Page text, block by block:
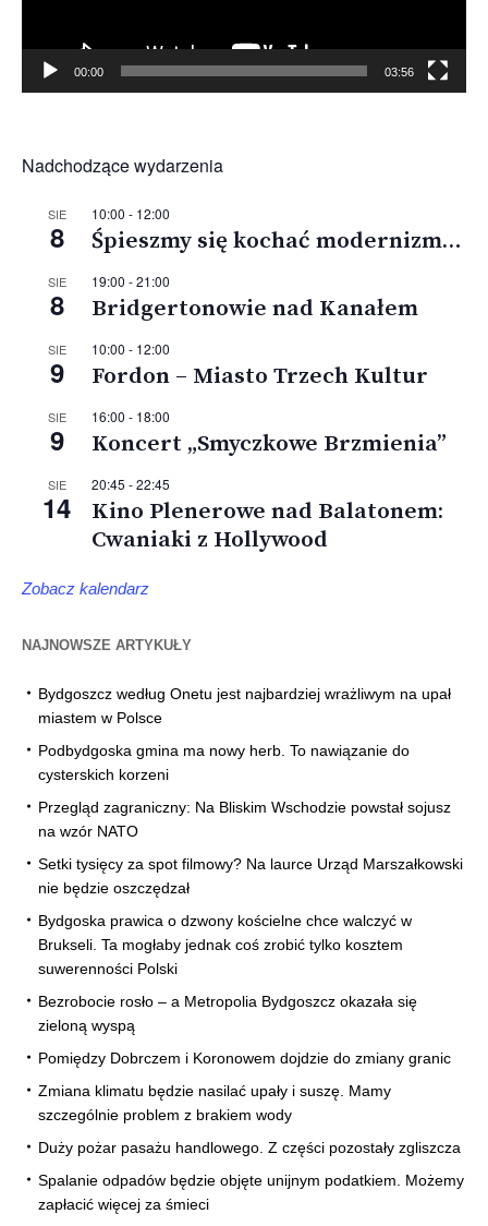
00:00 03:56
Nadchodzące wydarzenia
SIE
8
10:00 - 12:00
Śpieszmy się kochać modernizm…
SIE
8
19:00 -21:00
Bridgertonowie nad Kanałem
SIE
9
10:00 - 12:00
Fordon – Miasto Trzech Kultur
SIE
9
16:00 - 18:00
Koncert „Smyczkowe Brzmienia”
SIE
14
20:45 -22:45
Kino Plenerowe nad Balatonem:
Cwaniaki z Hollywood
Zobacz kalendarz
NAJNOWSZE ARTYKUŁY
Bydgoszcz według Onetu jest najbardziej wrażliwym na upał
miastem w Polsce
Podbydgoska gmina ma nowy herb. To nawiązanie do
cysterskich korzeni
Przegląd zagraniczny: Na Bliskim Wschodzie powstał sojusz
na wzór NATO
Setki tysięcy za spot filmowy? Na laurce Urząd Marszałkowski
nie będzie oszczędzał
Bydgoska prawica o dzwony kościelne chce walczyć w
Brukseli. Ta mogłaby jednak coś zrobić tylko kosztem
suwerenności Polski
Bezrobocie rosło – a Metropolia Bydgoszcz okazała się
zieloną wyspą
Pomiędzy Dobrczem i Koronowem dojdzie do zmiany granic
Zmiana klimatu będzie nasilać upały i suszę. Mamy
szczególnie problem z brakiem wody
Duży pożar pasażu handlowego. Z części pozostały zgliszcza
Spalanie odpadów będzie objęte unijnym podatkiem. Możemy
zapłacić więcej za śmieci